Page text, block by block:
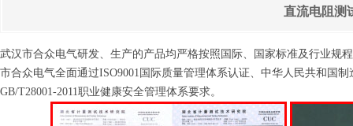
直流电阻测
武汉市合众电气研发、生产的产品均严格按照国际、国家标准及行业规
市合众电气全面通过ISO9001国际质量管理体系认证、中华人民共和国
GB/T28001-2011职业健康安全管理体系要求。